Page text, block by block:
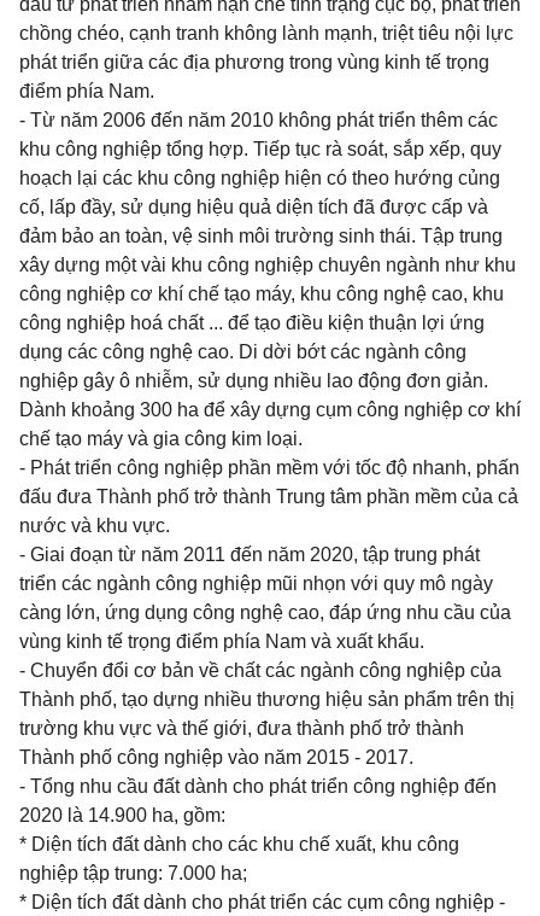
đầu tư phát triển nhằm hạn chế tình trạng cục bộ, phát triển
chồng chéo, cạnh tranh không lành mạnh, triệt tiêu nội lực
phát triển giữa các địa phương trong vùng kinh tế trọng
điểm phía Nam.
- Từ năm 2006 đến năm 2010 không phát triển thêm các
khu công nghiệp tổng hợp. Tiếp tục rà soát, sắp xếp, quy
hoạch lại các khu công nghiệp hiện có theo hướng củng
cố, lấp đầy, sử dụng hiệu quả diện tích đã được cấp và
đảm bảo an toàn, vệ sinh môi trường sinh thái. Tập trung
xây dựng một vài khu công nghiệp chuyên ngành như khu
công nghiệp cơ khí chế tạo máy, khu công nghệ cao, khu
công nghiệp hoá chất ... để tạo điều kiện thuận lợi ứng
dụng các công nghệ cao. Di dời bớt các ngành công
nghiệp gây ô nhiễm, sử dụng nhiều lao động đơn giản.
Dành khoảng 300 ha để xây dựng cụm công nghiệp cơ khí
chế tạo máy và gia công kim loại.
- Phát triển công nghiệp phần mềm với tốc độ nhanh, phấn
đấu đưa Thành phố trở thành Trung tâm phần mềm của cả
nước và khu vực.
- Giai đoạn từ năm 2011 đến năm 2020, tập trung phát
triển các ngành công nghiệp mũi nhọn với quy mô ngày
càng lớn, ứng dụng công nghệ cao, đáp ứng nhu cầu của
vùng kinh tế trọng điểm phía Nam và xuất khẩu.
- Chuyển đổi cơ bản về chất các ngành công nghiệp của
Thành phố, tạo dựng nhiều thương hiệu sản phẩm trên thị
trường khu vực và thế giới, đưa thành phố trở thành
Thành phố công nghiệp vào năm 2015 - 2017.
- Tổng nhu cầu đất dành cho phát triển công nghiệp đến
2020 là 14.900 ha, gồm:
* Diện tích đất dành cho các khu chế xuất, khu công
nghiệp tập trung: 7.000 ha;
* Diện tích đất dành cho phát triển các cụm công nghiệp -